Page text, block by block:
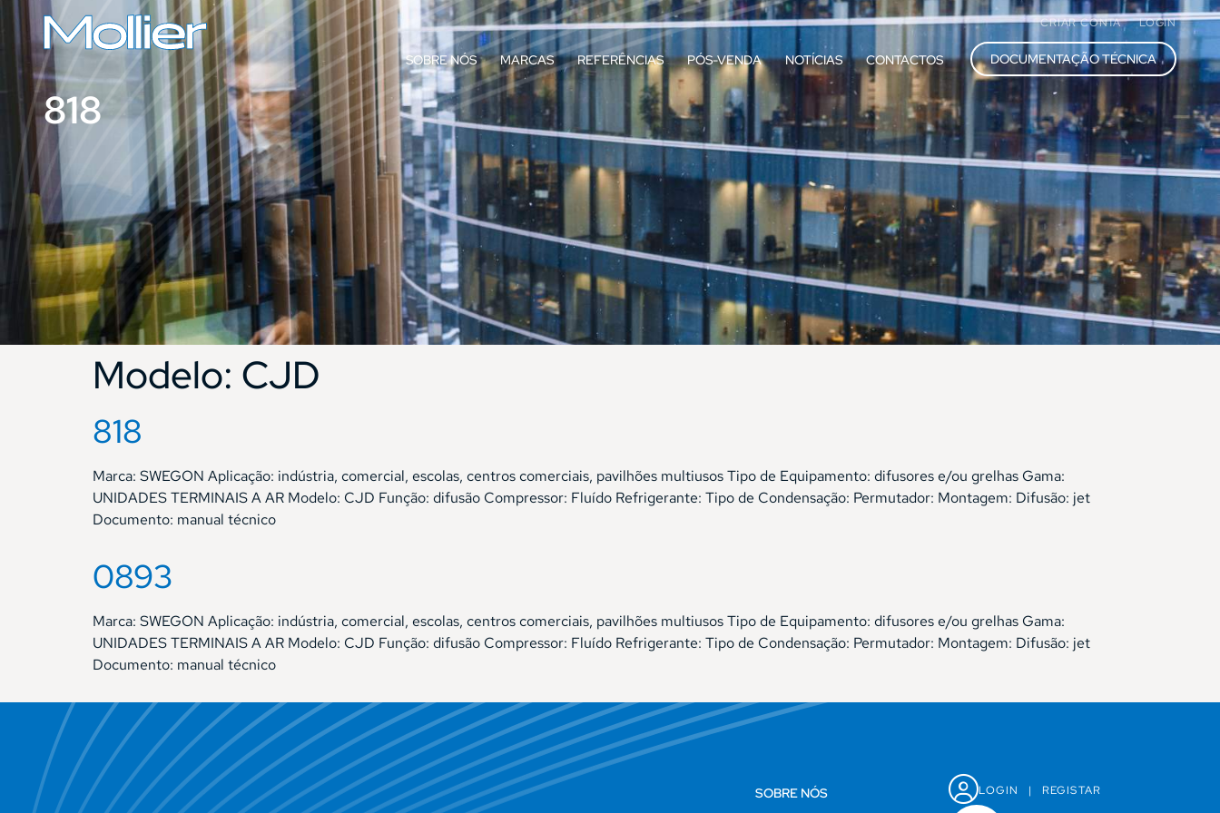
CRIAR CONTA LOGIN
SOBRE NÓS MARCAS REFERÊNCIAS PÓS-VENDA NOTÍCIAS CONTACTOS DOCUMENTAÇÃO TÉCNICA
818
Modelo: CJD
818
Marca: SWEGON Aplicação: indústria, comercial, escolas, centros comerciais, pavilhões multiusos Tipo de Equipamento: difusores e/ou grelhas Gama:
UNIDADES TERMINAIS A AR Modelo: CJD Função: difusão Compressor: Fluído Refrigerante: Tipo de Condensação: Permutador: Montagem: Difusão: jet
Documento: manual técnico
0893
Marca: SWEGON Aplicação: indústria, comercial, escolas, centros comerciais, pavilhões multiusos Tipo de Equipamento: difusores e/ou grelhas Gama:
UNIDADES TERMINAIS A AR Modelo: CJD Função: difusão Compressor: Fluído Refrigerante: Tipo de Condensação: Permutador: Montagem: Difusão: jet
Documento: manual técnico
SOBRE NÓS LOGIN | REGISTAR